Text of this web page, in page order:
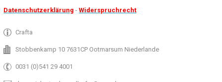
Datenschutzerklärung -Widerspruchrecht
Crafta
Stobbenkamp 10 7631CP Ootmarsum Niederlande
0031 (0)541 29 4001